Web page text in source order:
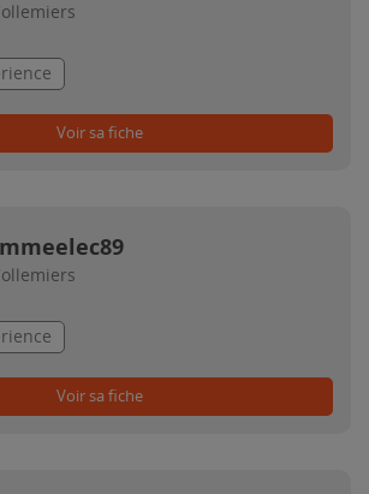
Voir sa fiche
Voir sa fiche